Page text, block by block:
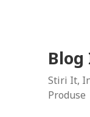
Stiri It,
Produse